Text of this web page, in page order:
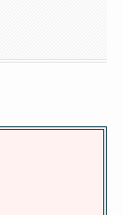
キ・ロフ
店や安い
トゲルが
amazonで